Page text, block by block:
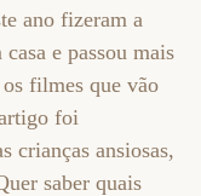
ano fizeram a
e passou mais
filmes que vão
foi
crianças ansiosas,
saber quais